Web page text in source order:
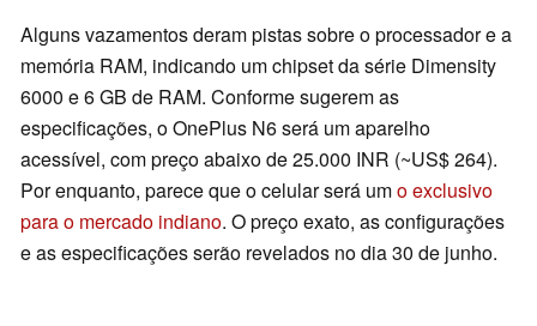
Alguns vazamentos deram pistas sobre o processador e a
memória RAM, indicando um chipset da série Dimensity
6000 e 6 GB de RAM. Conforme sugerem as
especificações, o OnePlus N6 será um aparelho
acessível, com preço abaixo de 25.000 INR (~US$ 264).
Por enquanto, parece que o celular será umo exclusivo
para o mercado indiano. O preço exato, as configurações
e as especificações serão revelados no dia 30 de junho.